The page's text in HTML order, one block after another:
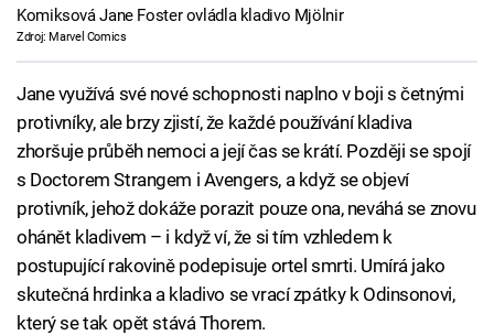
Komiksová Jane Foster ovládla kladivo Mjölnir
Zdroj: Marvel Comics
Jane využívá své nové schopnosti naplno v boji s četnými
protivníky, ale brzy zjistí, že každé používání kladiva
zhoršuje průběh nemoci a její čas se krátí. Později se spojí
s Doctorem Strangem i Avengers, a když se objeví
protivník, jehož dokáže porazit pouze ona, neváhá se znovu
ohánět kladivem – i když ví, že si tím vzhledem k
postupující rakovině podepisuje ortel smrti. Umírá jako
skutečná hrdinka a kladivo se vrací zpátky k Odinsonovi,
který se tak opět stává Thorem.